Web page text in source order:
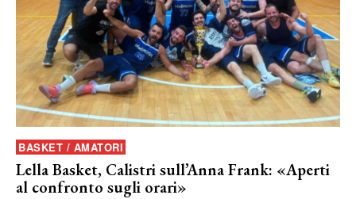
BASKET / AMATORI
Lella Basket, Calistri sull’Anna Frank: «Aperti
al confronto sugli orari»